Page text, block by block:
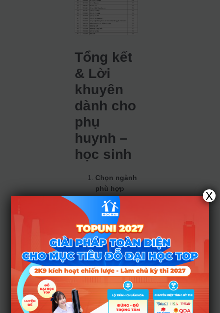
Tổng kết
& Lời
khuyên
dành cho
phụ
huynh –
học sinh
Chọn ngành
phù hợp
năng lực và
sở trường
Nếu điểm
thi đạt
dưới 17,
nên cân
nhắc Đại
học Mở
Hà Nội
hoặc Mỏ
– Địa chất
X